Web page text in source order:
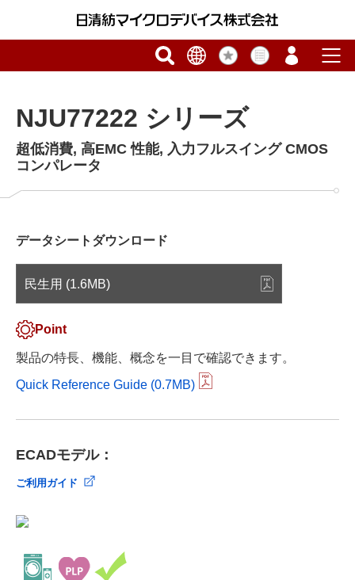
NJU77222 シリーズ
超低消費, 高EMC 性能, 入力フルスイング CMOS
コンパレータ
データシートダウンロード
民生用 (1.6MB)
Point
製品の特長、機能、概念を一目で確認できます。
Quick Reference Guide (0.7MB)
ECADモデル：
ご利用ガイド